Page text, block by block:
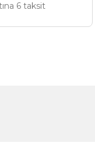
6 taksit